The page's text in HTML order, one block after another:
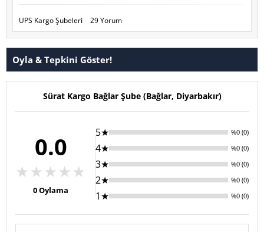
UPS Kargo Şubeleri 29 Yorum
Oyla & Tepkini Göster!
Sürat Kargo Bağlar Şube (Bağlar, Diyarbakır)
0.0
★★★★★
0Oylama
5★ %0 (0)
4★ %0 (0)
3★ %0 (0)
2★ %0 (0)
1★ %0 (0)